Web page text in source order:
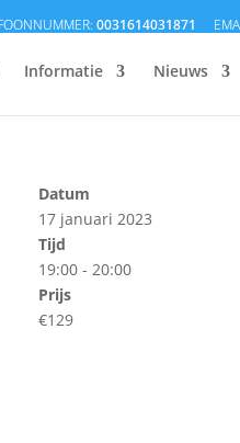
0031614031871
Informatie Nieuws
Datum
17 januari 2023
Tijd
19:00 - 20:00
Prijs
€129